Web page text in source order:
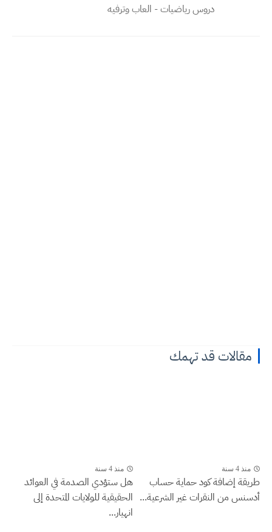
دروس رياضيات - العاب وترفيه
مقالات قد تهمك
منذ 4 سنة
طريقة إضافة كود حماية حساب
أدسنس من النقرات غير الشرعية...
منذ 4 سنة
هل ستؤدي الصدمة في العوائد
الحقيقية للولايات المتحدة إلى
انهيار...